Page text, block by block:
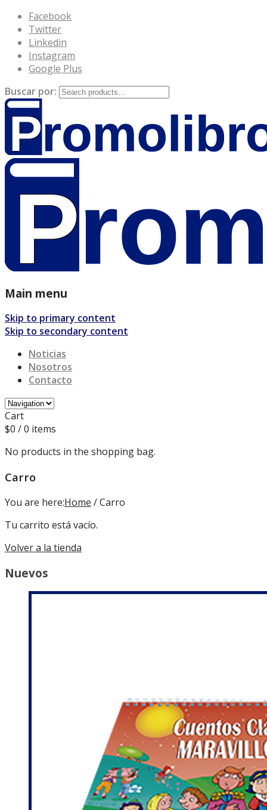
Facebook
Twitter
Linkedin
Instagram
Google Plus
Buscar por:
Main menu
Skip to primary content
Skip to secondary content
Noticias
Nosotros
Contacto
Cart
$0 / 0 items
No products in the shopping bag.
Carro
You are here:Home /Carro
Tu carrito está vacío.
Volver a la tienda
Nuevos